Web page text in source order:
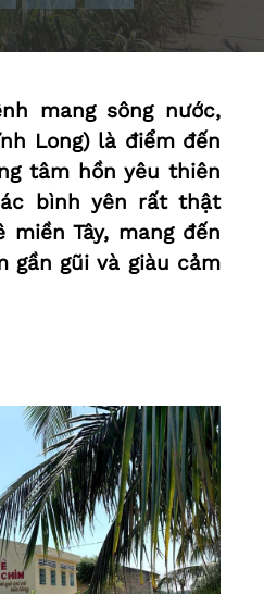
mang sông nước,
Long) là điểm đến
tâm hồn yêu thiên
bình yên rất thật
Tây, mang đến
gần gũi và giàu cảm